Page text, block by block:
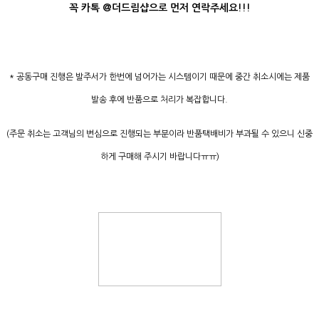
꼭 카톡 @더드림샵으로 먼저 연락주세요!!!
* 공동구매 진행은 발주서가 한번에 넘어가는 시스템이기 때문에 중간 취소시에는 제품
발송 후에 반품으로 처리가 복잡합니다.
(주문 취소는 고객님의 변심으로 진행되는 부분이라 반품택배비가 부과될 수 있으니 신중
하게 구매해 주시기 바랍니다ㅠㅠ)